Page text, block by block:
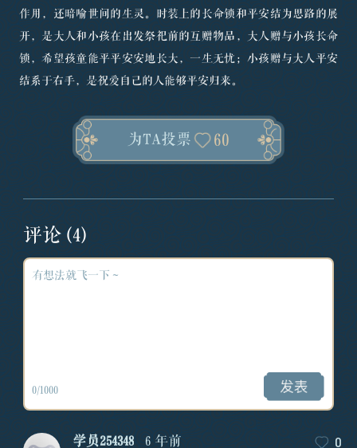
作用，还暗喻世间的生灵。时装上的长命锁和平安结为思路的展
开，是大人和小孩在出发祭祀前的互赠物品，大人赠与小孩长命
锁，希望孩童能平平安安地长大，一生无忧；小孩赠与大人平安
结系于右手，是祝爱自己的人能够平安归来。
为TA投票 60
评论 (4)
0/1000
学员254348 6 年前 0